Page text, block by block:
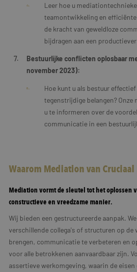
Leer hoe u
teamontwikkeling en
de kracht van geweldloze
bijdragen aan een
Bestuurlijke conflicten oplosbaar
november 2023):
Hoe kunt u als bestuur
tegenstrijdige belangen?
u te informeren over de
communicatie in een
Waarom Mediation van
Mediation vormt de sleutel tot het oplossen
constructieve en vreedzame manier.
Wij bieden een gestructureerde aanpak.
verschillende collega's of structuren op de
brengen, communicatie te verbeteren en
voor alle betrokkenen aanvaardbaar zijn.
assertieve werkomgeving, waarin de